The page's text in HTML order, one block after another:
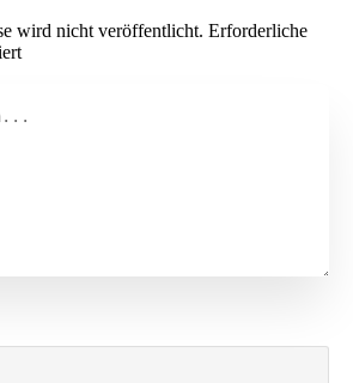
wird nicht veröffentlicht. Erforderliche